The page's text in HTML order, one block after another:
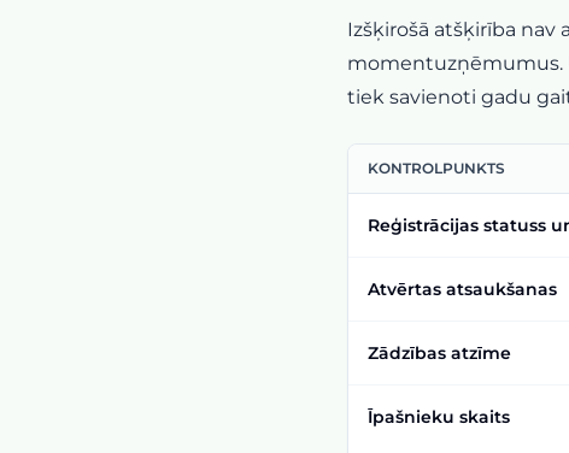
Izšķirošā atšķirība nav
momentuzņēmumus.
tiek savienoti gadu
KONTROLPUNKTS
Reģistrācijas statuss
Atvērtas atsaukšanas
Zādzības atzīme
Īpašnieku skaits